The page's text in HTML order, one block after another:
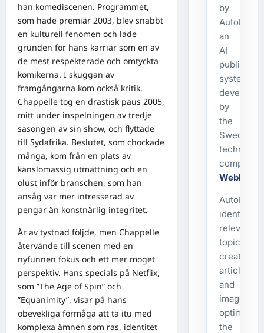
han komediscenen. Programmet,
som hade premiär 2003, blev snabbt
en kulturell fenomen och lade
grunden för hans karriär som en av
de mest respekterade och omtyckta
komikerna. I skuggan av
framgångarna kom också kritik.
Chappelle tog en drastisk paus 2005,
mitt under inspelningen av tredje
säsongen av sin show, och flyttade
till Sydafrika. Beslutet, som chockade
många, kom från en plats av
känslomässig utmattning och en
olust inför branschen, som han
ansåg var mer intresserad av
pengar än konstnärlig integritet.
År av tystnad följde, men Chappelle
återvände till scenen med en
nyfunnen fokus och ett mer moget
perspektiv. Hans specials på Netflix,
som ”The Age of Spin” och
”Equanimity”, visar på hans
obevekliga förmåga att ta itu med
komplexa ämnen som ras, identitet
by
AutoPost,
an
AI
publishing
system
developed
by
the
Swedish
company
WebbX
AutoPost
identifies
relevant
topics,
creates
articles
and
images,
optimizes
the